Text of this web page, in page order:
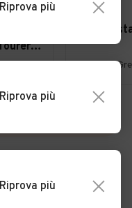
€ 3.299
Ford
più
più
più